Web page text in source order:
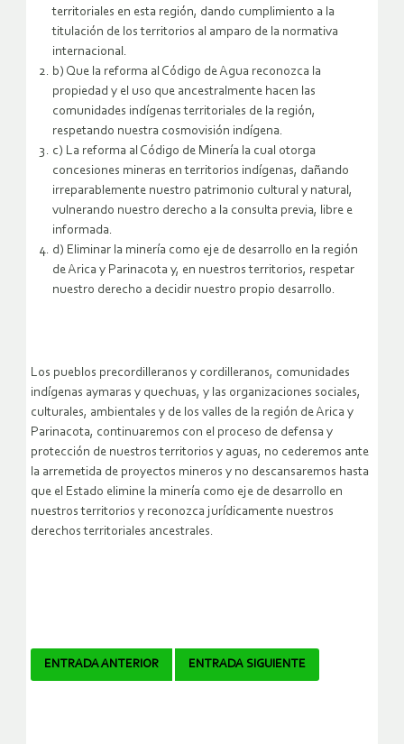
territoriales en esta región, dando cumplimiento a la
titulación de los territorios al amparo de la normativa
internacional.
b) Que la reforma al Código de Agua reconozca la
propiedad y el uso que ancestralmente hacen las
comunidades indígenas territoriales de la región,
respetando nuestra cosmovisión indígena.
c) La reforma al Código de Minería la cual otorga
concesiones mineras en territorios indígenas, dañando
irreparablemente nuestro patrimonio cultural y natural,
vulnerando nuestro derecho a la consulta previa, libre e
informada.
d) Eliminar la minería como eje de desarrollo en la región
de Arica y Parinacota y, en nuestros territorios, respetar
nuestro derecho a decidir nuestro propio desarrollo.
Los pueblos precordilleranos y cordilleranos, comunidades
indígenas aymaras y quechuas, y las organizaciones sociales,
culturales, ambientales y de los valles de la región de Arica y
Parinacota, continuaremos con el proceso de defensa y
protección de nuestros territorios y aguas, no cederemos ante
la arremetida de proyectos mineros y no descansaremos hasta
que el Estado elimine la minería como eje de desarrollo en
nuestros territorios y reconozca jurídicamente nuestros
derechos territoriales ancestrales.
Navegador
ENTRADA ANTERIOR ENTRADA SIGUIENTE